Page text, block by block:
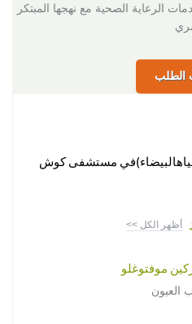
خدمات الرعاية الصحية مع نهجها المبتكر
الطلب
مستشفى كوش
أظهر الكل >>
العيون